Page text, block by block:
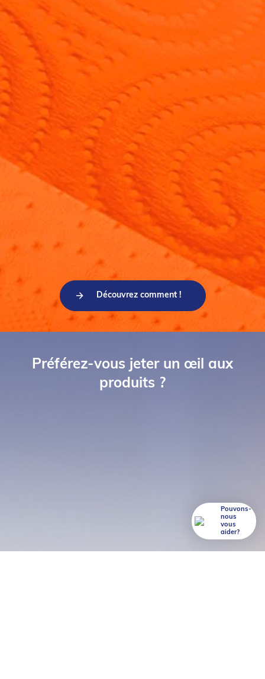
Découvrez comment !
Préférez-vous jeter un œil aux
produits ?
Pouvons-
nous
vous
aider?